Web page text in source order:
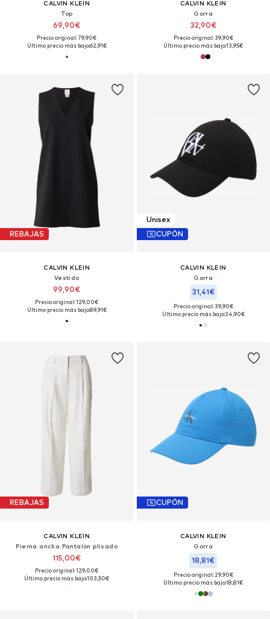
CALVIN KLEIN
Top
69,90€
Precio original: 79,90€
Último precio más bajo:62,91€
CALVIN KLEIN
Gorra
32,90€
Precio original: 39,90€
Último precio más bajo:13,95€
REBAJAS
CALVIN KLEIN
Vestido
99,90€
Precio original: 129,00€
Último precio más bajo:89,91€
Unisex
CUPÓN
CALVIN KLEIN
Gorra
31,41€
Precio original: 39,90€
Último precio más bajo:34,90€
REBAJAS
CALVIN KLEIN
Pierna ancha Pantalón plisado
115,00€
Precio original: 129,00€
Último precio más bajo:103,50€
CUPÓN
CALVIN KLEIN
Gorra
18,81€
Precio original: 29,90€
Último precio más bajo:18,81€